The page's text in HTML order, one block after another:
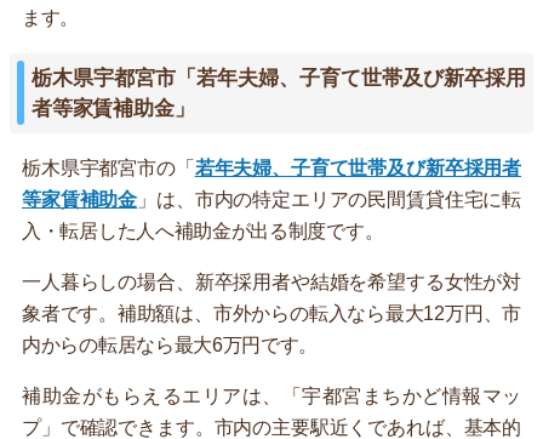
ます。
栃木県宇都宮市「若年夫婦、子育て世帯及び新卒採用
者等家賃補助金」
栃木県宇都宮市の「 若年夫婦、子育て世帯及び新卒採用者
等家賃補助金 」は、市内の特定エリアの民間賃貸住宅に転
入・転居した人へ補助金が出る制度です。
一人暮らしの場合、新卒採用者や結婚を希望する女性が対
象者です。補助額は、市外からの転入なら最大12万円、市
内からの転居なら最大6万円です。
補助金がもらえるエリアは、「宇都宮まちかど情報マッ
プ」で確認できます。市内の主要駅近くであれば、基本的